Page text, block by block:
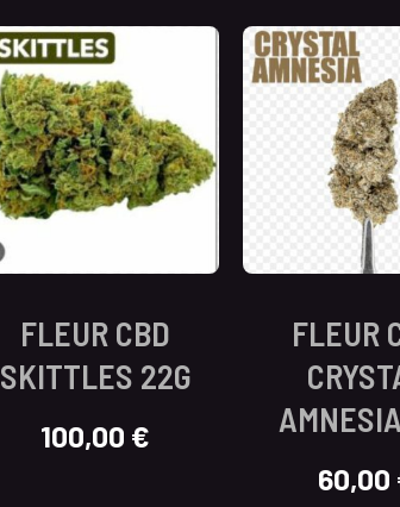
FLEUR CBD
SKITTLES 22G
100,00 €
FLEUR
60,00